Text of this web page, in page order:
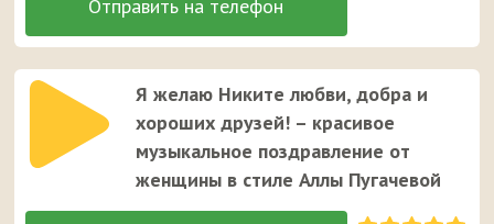
Я желаю Никите любви, добра и
хороших друзей! – красивое
музыкальное поздравление от
женщины в стиле Аллы Пугачевой